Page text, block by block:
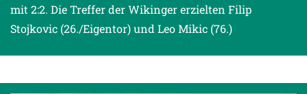
mit 2:2. Die Treffer der Wikinger erzielten Filip
Stojkovic (26./Eigentor) und Leo Mikic (76.)